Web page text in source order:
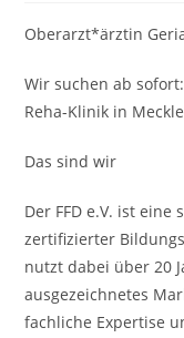
Oberarzt*ärztin
Wir suchen ab
Reha-Klinik in
Das sind wir
Der FFD e.V. ist
zertifizierter
nutzt dabei über 20
ausgezeichnetes
fachliche Expertise